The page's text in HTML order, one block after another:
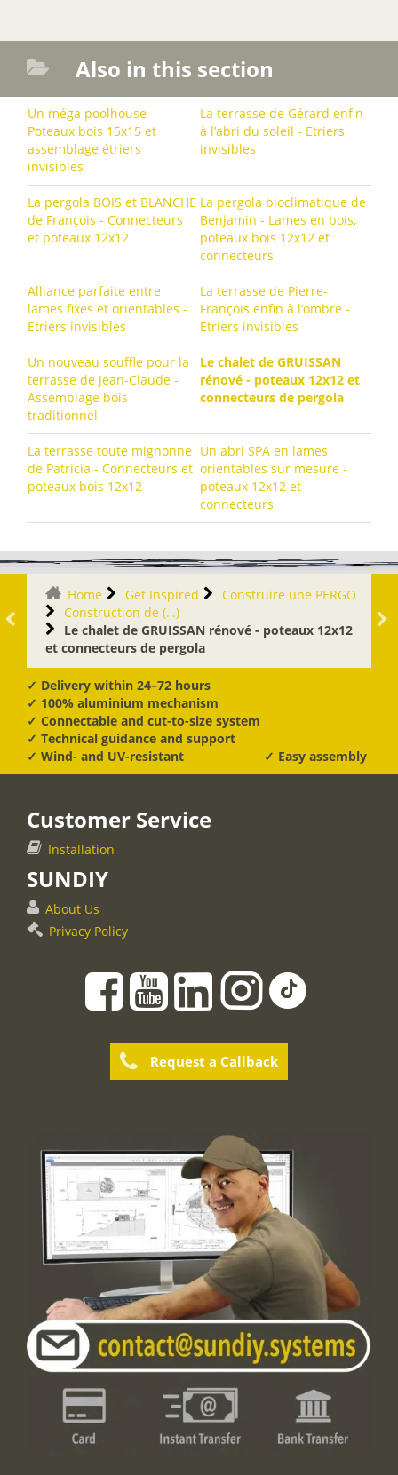
Also in this section
Un méga poolhouse -
Poteaux bois 15x15 et
assemblage étriers
invisibles
La terrasse de Gérard enfin
à l’abri du soleil - Etriers
invisibles
La pergola BOIS et BLANCHE
de François - Connecteurs
et poteaux 12x12
La pergola bioclimatique de
Benjamin - Lames en bois,
poteaux bois 12x12 et
connecteurs
Alliance parfaite entre
lames fixes et orientables -
Etriers invisibles
La terrasse de Pierre-
François enfin à l’ombre -
Etriers invisibles
Un nouveau souffle pour la
terrasse de Jean-Claude -
Assemblage bois
traditionnel
Le chalet de GRUISSAN
rénové - poteaux 12x12 et
connecteurs de pergola
La terrasse toute mignonne
de Patricia - Connecteurs et
poteaux bois 12x12
Un abri SPA en lames
orientables sur mesure -
poteaux 12x12 et
connecteurs
Home Get Inspired
Construire une PERGO
Construction de (…)
Le chalet de GRUISSAN rénové - poteaux 12x12
et connecteurs de pergola
✓ Delivery within 24–72 hours
✓ 100% aluminium mechanism
✓ Connectable and cut-to-size system
✓ Technical guidance and support
✓ Wind- and UV-resistant
✓ Easy assembly
Customer Service
Installation
SUNDIY
About Us
Privacy Policy
Request a Callback